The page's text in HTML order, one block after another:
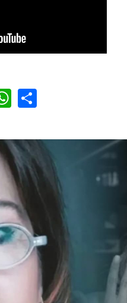
WhatsApp
bu evliliği neden yaptı?